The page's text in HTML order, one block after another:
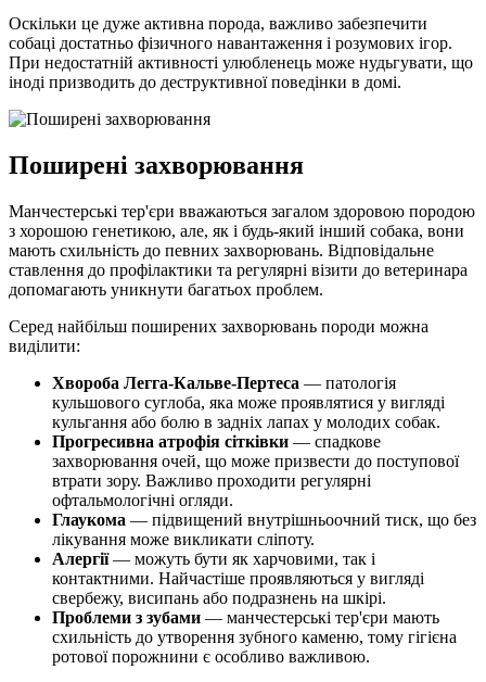
Оскільки це дуже активна порода, важливо забезпечити
собаці достатньо фізичного навантаження і розумових ігор.
При недостатній активності улюбленець може нудьгувати, що
іноді призводить до деструктивної поведінки в домі.
Поширені захворювання
Манчестерські тер'єри вважаються загалом здоровою породою
з хорошою генетикою, але, як і будь-який інший собака, вони
мають схильність до певних захворювань. Відповідальне
ставлення до профілактики та регулярні візити до ветеринара
допомагають уникнути багатьох проблем.
Серед найбільш поширених захворювань породи можна
виділити:
Хвороба Легга-Кальве-Пертеса — патологія
кульшового суглоба, яка може проявлятися у вигляді
кульгання або болю в задніх лапах у молодих собак.
Прогресивна атрофія сітківки — спадкове
захворювання очей, що може призвести до поступової
втрати зору. Важливо проходити регулярні
офтальмологічні огляди.
Глаукома — підвищений внутрішньоочний тиск, що без
лікування може викликати сліпоту.
Алергії— можуть бути як харчовими, так і
контактними. Найчастіше проявляються у вигляді
свербежу, висипань або подразнень на шкірі.
Проблеми з зубами — манчестерські тер'єри мають
схильність до утворення зубного каменю, тому гігієна
ротової порожнини є особливо важливою.